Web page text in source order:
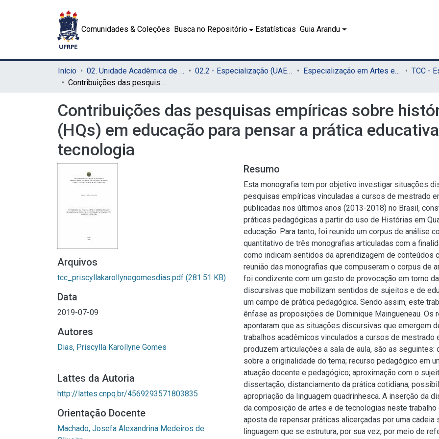
Comunidades & Coleções Busca no Repositório Estatísticas Guia Arandu
Início 02. Unidade Acadêmica de Educação a Distância e Tecnologia (UAEADTec) 02.2 - Especialização (UAEADTec)
Especialização em Artes e Tecnologia (UAEADTec)
Contribuições das pesquisas empíricas sobre histórias em quadrinhos (HQs) em educação para pensar a prática educativa em artes e tecnologia
Contribuições das pesquisas empíricas sobre
(HQs) em educação para pensar a prática
tecnologia
Arquivos
tcc_priscyllakarollynegomesdias.pdf (281.51 KB)
Data
2019-07-09
Autores
Dias, Priscylla Karollyne Gomes
Lattes da Autoria
http://lattes.cnpq.br/4569293571803835
Orientação Docente
Machado, Josefa Alexandrina Medeiros de
Resumo
Esta monografia tem por objetivo investigar situações
pesquisas empíricas vinculadas a cursos de mestrado
publicadas nos últimos anos (2013-2018) no Brasil,
práticas pedagógicas a partir do uso de Histórias em
educação. Para tanto, foi reunido um corpus de análise
quantitativo de três monografias articuladas com a
como indicam sentidos da aprendizagem de conteúdos
reunião das monografias que compuseram o corpus de
foi condizente com um gesto de provocação em torno
discursivas que mobilizam sentidos de sujeitos e de
um campo de prática pedagógica. Sendo assim, este
ênfase as proposições de Dominique Maingueneau. Os
apontaram que as situações discursivas que emergem
trabalhos acadêmicos vinculados a cursos de mestrado
produzem articulações a sala de aula, são as seguintes:
sobre a originalidade do tema; recurso pedagógico em
atuação docente e pedagógico; aproximação com o
dissertação; distanciamento da prática cotidiana;
apropriação da linguagem quadrinhesca. A inserção da
da composição de artes e de tecnologias neste trabalho
aposta de repensar práticas alicerçadas por uma cadeia
linguagem que se estrutura, por sua vez, por meio de